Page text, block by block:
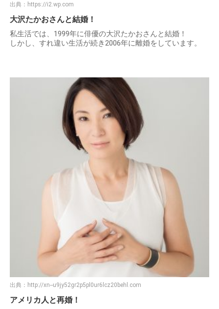
出典： https://i2.wp.com
大沢たかおさんと結婚！
私生活では、1999年に俳優の大沢たかおさんと結婚！
しかし、すれ違い生活が続き2006年に離婚をしています。
出典： http://xn--u9jy52gr2p5pl0ur6lcz20behl.com
アメリカ人と再婚！